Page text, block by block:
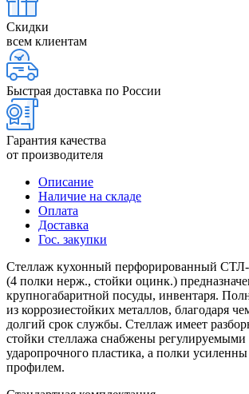
Скидки
всем клиентам
Быстрая доставка по России
Гарантия качества
от производителя
Описание
Наличие на складе
Оплата
Доставка
Гос. закупки
Стеллаж кухонный перфорированный
(4 полки нерж., стойки оцинк.)
крупногабаритной посуды, инвентаря.
из коррозиестойких металлов, благодаря
долгий срок службы. Стеллаж имеет
стойки стеллажа снабжены
ударопрочного пластика, а полки
профилем.